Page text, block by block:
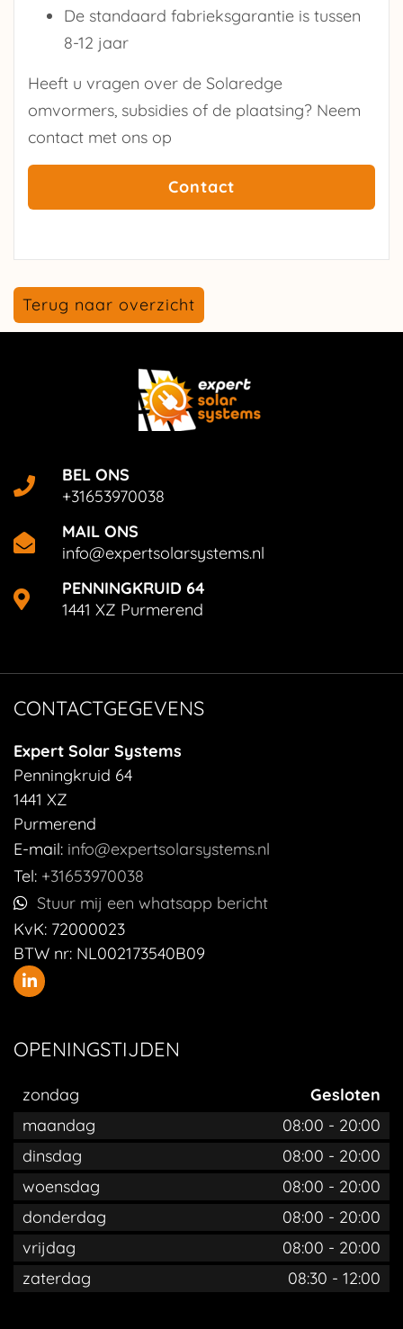
De standaard fabrieksgarantie is tussen
8-12 jaar
Heeft u vragen over de Solaredge
omvormers, subsidies of de plaatsing? Neem
contact met ons op
Contact
Terug naar overzicht
BEL ONS
+31653970038
MAIL ONS
info@expertsolarsystems.nl
PENNINGKRUID 64
1441 XZ Purmerend
CONTACTGEGEVENS
Expert Solar Systems
Penningkruid 64
1441 XZ
Purmerend
E-mail: info@expertsolarsystems.nl
Tel: +31653970038
Stuur mij een whatsapp bericht
KvK: 72000023
BTW nr: NL002173540B09
OPENINGSTIJDEN
zondag
Gesloten
maandag
08:00 - 20:00
dinsdag
08:00 - 20:00
woensdag
08:00 - 20:00
donderdag
08:00 - 20:00
vrijdag
08:00 - 20:00
zaterdag
08:30 - 12:00